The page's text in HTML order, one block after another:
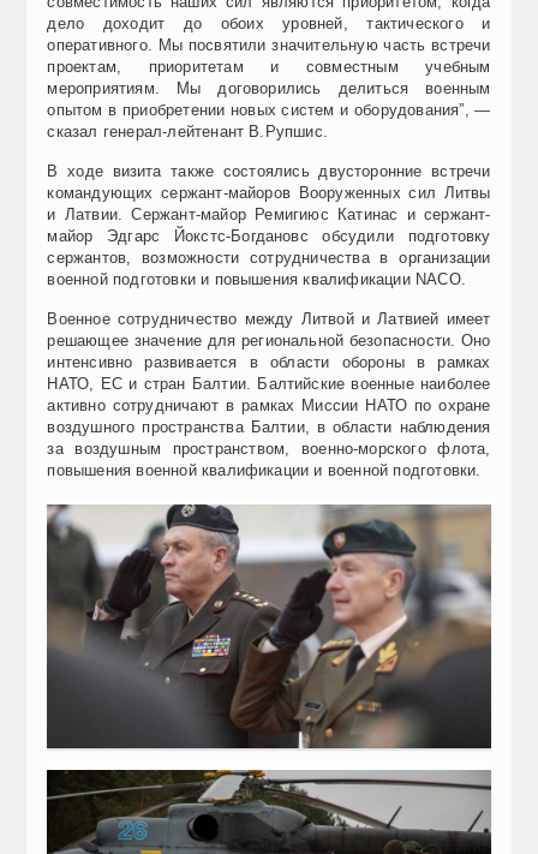
дело доходит до обоих уровней, тактического и
оперативного. Мы посвятили значительную часть встречи
проектам, приоритетам и совместным учебным
мероприятиям. Мы договорились делиться военным
опытом в приобретении новых систем и оборудования”, —
сказал генерал-лейтенант В.Рупшис.
В ходе визита также состоялись двусторонние встречи
командующих сержант-майоров Вооруженных сил Литвы
и Латвии. Сержант-майор Ремигиюс Катинас и сержант-
майор Эдгарс Йокстс-Богдановс обсудили подготовку
сержантов, возможности сотрудничества в организации
военной подготовки и повышения квалификации NACO.
Военное сотрудничество между Литвой и Латвией имеет
решающее значение для региональной безопасности. Оно
интенсивно развивается в области обороны в рамках
НАТО, ЕС и стран Балтии. Балтийские военные наиболее
активно сотрудничают в рамках Миссии НАТО по охране
воздушного пространства Балтии, в области наблюдения
за воздушным пространством, военно-морского флота,
повышения военной квалификации и военной подготовки.